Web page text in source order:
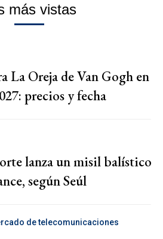
más vistas
La Oreja de Van Gogh en
precios y fecha
lanza un misil balístico
según Seúl
de telecomunicaciones